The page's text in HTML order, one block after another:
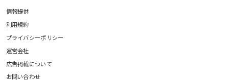
情報提供
利用規約
プライバシーポリシー
運営会社
広告掲載について
お問い合わせ